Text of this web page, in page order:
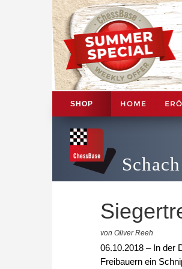
SHOP HOME
von Oliver Reeh
06.10.2018 – In der
Freibauern ein